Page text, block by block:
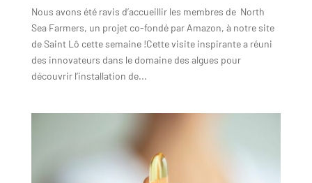
Nous avons été ravis d’accueillir les membres de North
Sea Farmers, un projet co-fondé par Amazon, à notre site
de Saint Lô cette semaine !Cette visite inspirante a réuni
des innovateurs dans le domaine des algues pour
découvrir l’installation de...